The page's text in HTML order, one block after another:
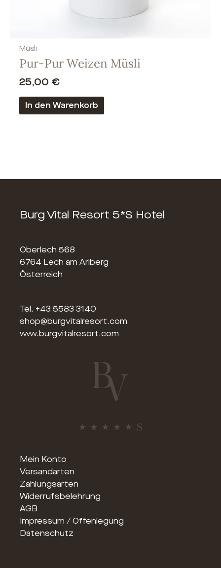
Müsli
Pur-Pur Weizen Müsli
25,00 €
In den Warenkorb
Burg Vital Resort 5*S Hotel
Oberlech 568
6764 Lech am Arlberg
Österreich
Tel. +43 5583 3140
shop@burgvitalresort.com
www.burgvitalresort.com
Mein Konto
Versandarten
Zahlungsarten
Widerrufsbelehrung
AGB
Impressum / Offenlegung
Datenschutz